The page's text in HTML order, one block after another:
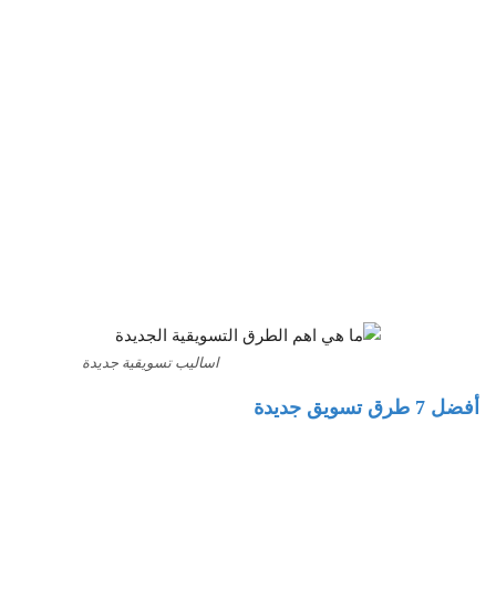
اساليب تسويقية جديدة
أفضل 7 طرق تسويق جديدة